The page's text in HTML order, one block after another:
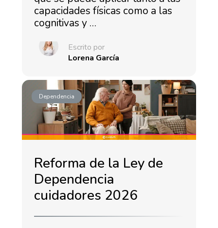
capacidades físicas como a las
cognitivas y …
Escrito por
Lorena García
Dependencia
Reforma de la Ley de
Dependencia
cuidadores 2026